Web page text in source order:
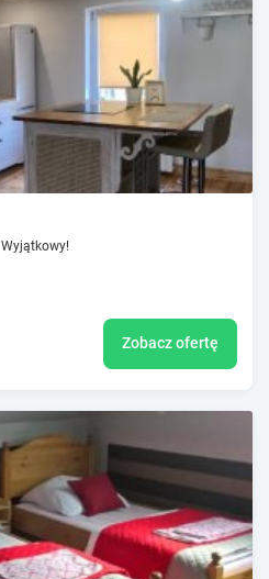
Wyjątkowy!
Zobacz ofertę